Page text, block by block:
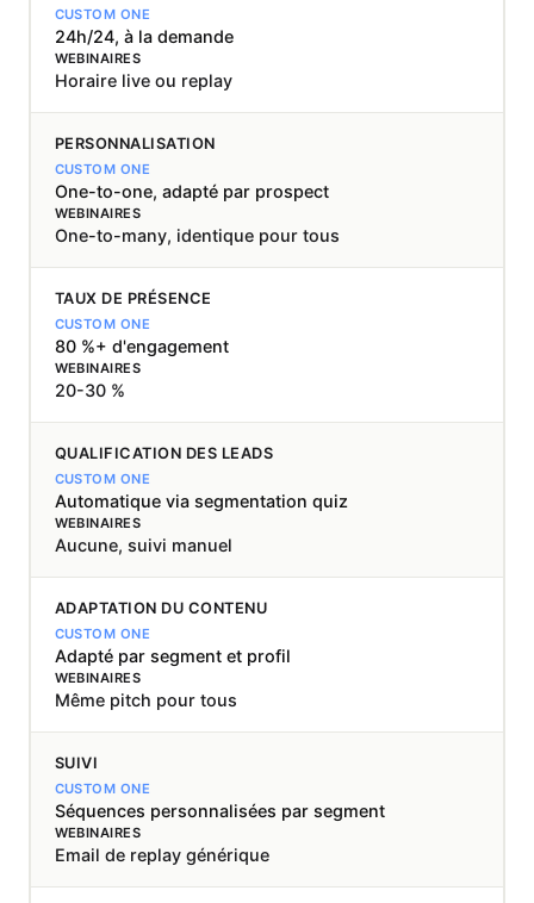
24h/24, à la demande
Horaire live ou replay
PERSONNALISATION
One-to-one, adapté par prospect
One-to-many, identique pour tous
TAUX DE PRÉSENCE
80 %+ d'engagement
20-30 %
QUALIFICATION DES LEADS
Automatique via segmentation quiz
Aucune, suivi manuel
ADAPTATION DU CONTENU
Adapté par segment et profil
Même pitch pour tous
SUIVI
Séquences personnalisées par segment
Email de replay générique